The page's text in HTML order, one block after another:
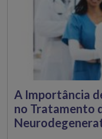
A Importância
no Tratamento